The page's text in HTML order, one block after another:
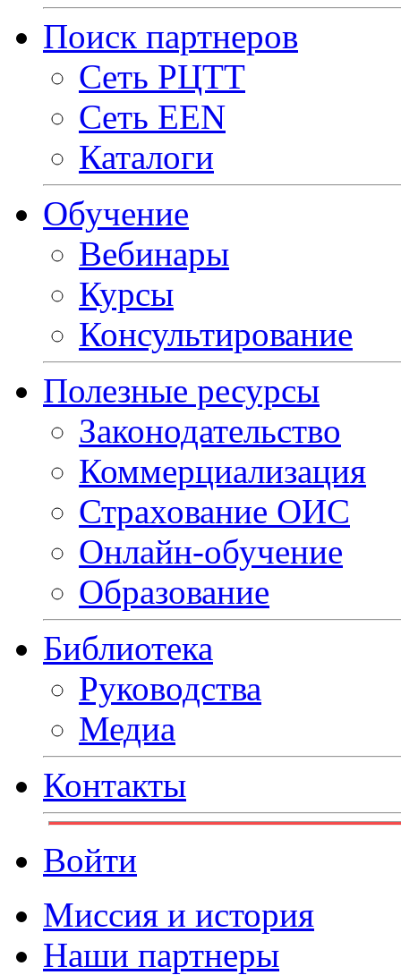
Поиск партнеров
Сеть РЦТТ
Сеть EEN
Каталоги
Обучение
Вебинары
Курсы
Консультирование
Полезные ресурсы
Законодательство
Коммерциализация
Страхование ОИС
Онлайн-обучение
Образование
Библиотека
Руководства
Медиа
Контакты
Войти
Миссия и история
Наши партнеры